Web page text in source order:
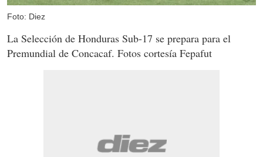
Foto: Diez
La Selección de Honduras Sub-17 se prepara para el
Premundial de Concacaf. Fotos cortesía Fepafut